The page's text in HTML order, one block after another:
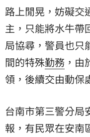
路上閒晃，妨礙交
主，只能將水牛帶
局協尋，警員也只
間的特殊勤務 ，
領，後續交由動保
台南市第三警分局
報，有民眾在安南